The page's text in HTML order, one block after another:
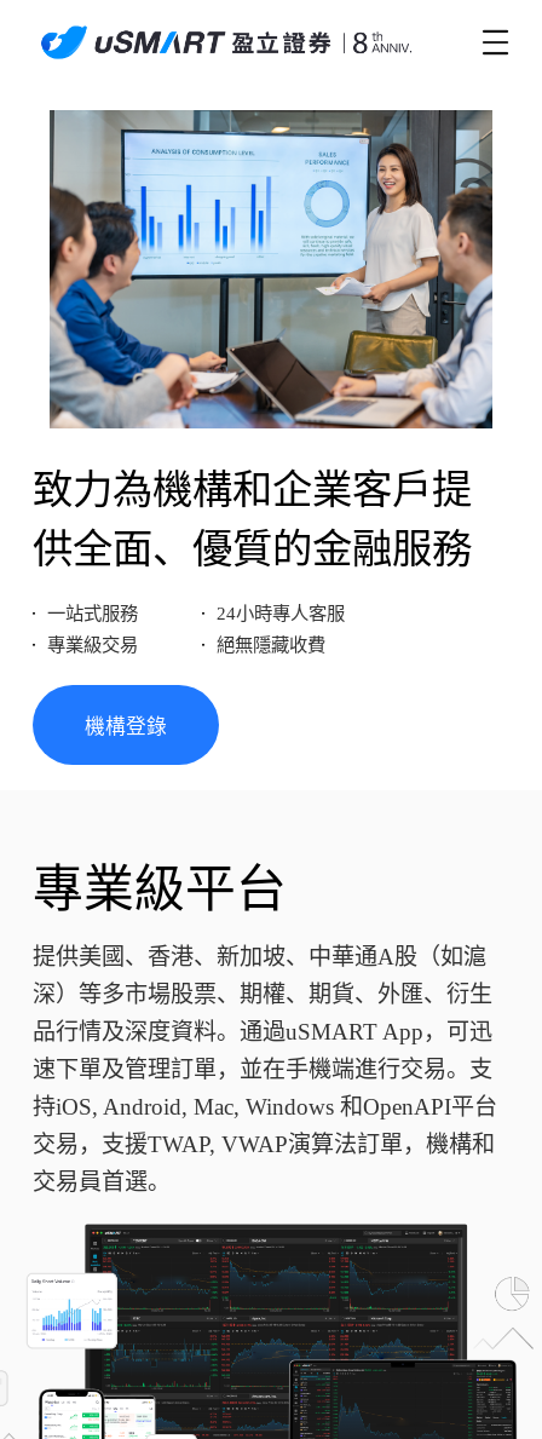
致力為機構和企業客戶提
供全面、優質的金融服務
一站式服務
專業級交易
24小時專人客服
絕無隱藏收費
機構登錄
專業級平台
提供美國、香港、新加坡、中華通A股（如滬
深）等多市場股票、期權、期貨、外匯、衍生
品行情及深度資料。通過uSMART App，可迅
速下單及管理訂單，並在手機端進行交易。支
持iOS, Android, Mac, Windows 和OpenAPI平台
交易，支援TWAP, VWAP演算法訂單，機構和
交易員首選。